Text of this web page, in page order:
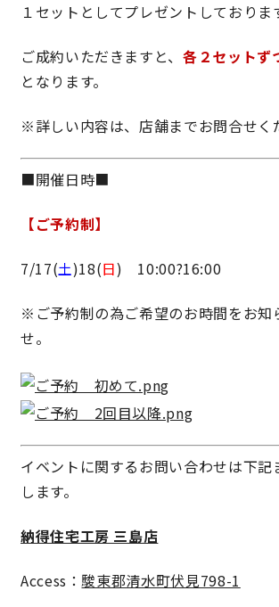
Groovin’
nattoku住宅25周年記念モデル
納得リフォームスタジオ nattoku
分譲住宅･不動産
施工事例
近日分譲予定情報
動画ギャラリー 採用情報
１セットとしてプレゼントしておりま
ご成約いただきますと、各２セットず
となります。
※詳しい内容は、店舗までお問合せく
■開催日時■
【ご予約制】
7/17(土)18(日) 10:00?16:00
※ ご予約制の為ご希望のお時間をお知
せ。
イベントに関するお問い合わせは下記
します。
納得住宅工房 三島店
Access： 駿東郡清水町伏見798-1